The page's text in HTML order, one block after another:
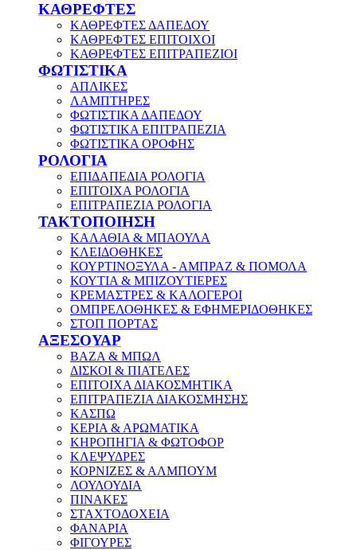
ΚΑΘΡΕΦΤΕΣ
ΚΑΘΡΕΦΤΕΣ ΔΑΠΕΔΟΥ
ΚΑΘΡΕΦΤΕΣ ΕΠΙΤΟΙΧΟΙ
ΚΑΘΡΕΦΤΕΣ ΕΠΙΤΡΑΠΕΖΙΟΙ
ΦΩΤΙΣΤΙΚΑ
ΑΠΛΙΚΕΣ
ΛΑΜΠΤΗΡΕΣ
ΦΩΤΙΣΤΙΚΑ ΔΑΠΕΔΟΥ
ΦΩΤΙΣΤΙΚΑ ΕΠΙΤΡΑΠΕΖΙΑ
ΦΩΤΙΣΤΙΚΑ ΟΡΟΦΗΣ
ΡΟΛΟΓΙΑ
ΕΠΙΔΑΠΕΔΙΑ ΡΟΛΟΓΙΑ
ΕΠΙΤΟΙΧΑ ΡΟΛΟΓΙΑ
ΕΠΙΤΡΑΠΕΖΙΑ ΡΟΛΟΓΙΑ
ΤΑΚΤΟΠΟΙΗΣΗ
ΚΑΛΑΘΙΑ & ΜΠΑΟΥΛΑ
ΚΛΕΙΔΟΘΗΚΕΣ
ΚΟΥΡΤΙΝΟΞΥΛΑ - ΑΜΠΡΑΖ & ΠΟΜΟΛΑ
ΚΟΥΤΙΑ & ΜΠΙΖΟΥΤΙΕΡΕΣ
ΚΡΕΜΑΣΤΡΕΣ & ΚΑΛΟΓΕΡΟΙ
ΟΜΠΡΕΛΟΘΗΚΕΣ & ΕΦΗΜΕΡΙΔΟΘΗΚΕΣ
ΣΤΟΠ ΠΟΡΤΑΣ
ΑΞΕΣΟΥΑΡ
ΒΑΖΑ & ΜΠΩΛ
ΔΙΣΚΟΙ & ΠΙΑΤΕΛΕΣ
ΕΠΙΤΟΙΧΑ ΔΙΑΚΟΣΜΗΤΙΚΑ
ΕΠΙΤΡΑΠΕΖΙΑ ΔΙΑΚΟΣΜΗΣΗΣ
ΚΑΣΠΩ
ΚΕΡΙΑ & ΑΡΩΜΑΤΙΚΑ
ΚΗΡΟΠΗΓΙΑ & ΦΩΤΟΦΟΡ
ΚΛΕΨΥΔΡΕΣ
ΚΟΡΝΙΖΕΣ & ΑΛΜΠΟΥΜ
ΛΟΥΛΟΥΔΙΑ
ΠΙΝΑΚΕΣ
ΣΤΑΧΤΟΔΟΧΕΙΑ
ΦΑΝΑΡΙΑ
ΦΙΓΟΥΡΕΣ